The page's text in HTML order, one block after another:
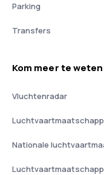
Parking
Transfers
Kom meer te weten
Vluchtenradar
Nationale